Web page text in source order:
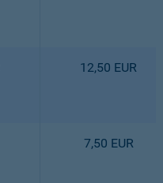
12,50 EUR
7,50 EUR